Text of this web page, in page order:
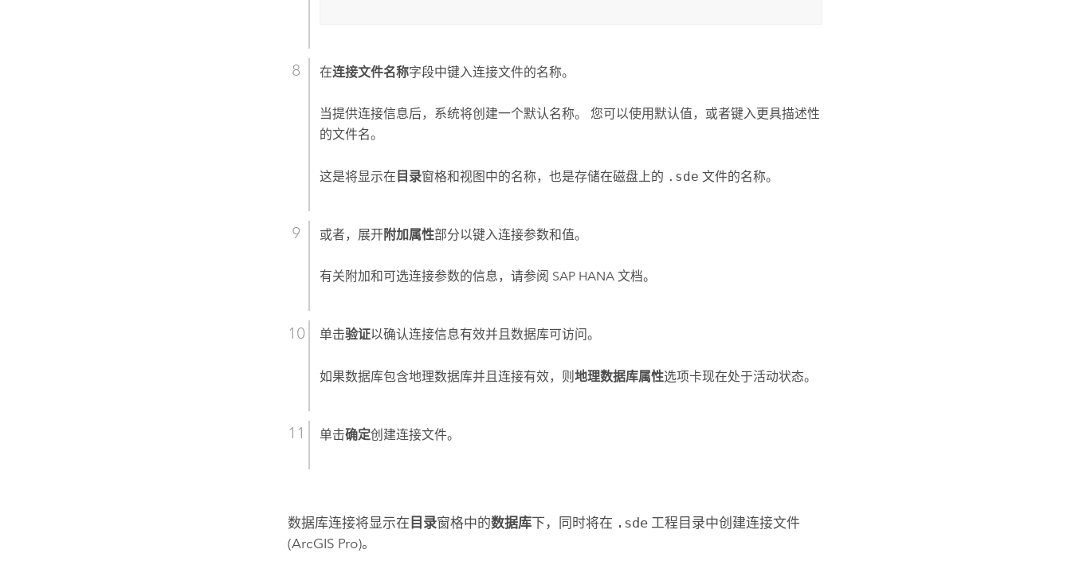
在连接文件名称字段中键入连接文件的名称。
当提供连接信息后，系统将创建一个默认名称。 您可以使用默认值，或者键入更具描述性
的文件名。
这是将显示在 目录窗格和视图中的名称，也是存储在磁盘上的 .sde 文件的名称。
或者，展开 附加属性部分以键入连接参数和值。
有关附加和可选连接参数的信息，请参阅 SAP HANA 文档。
单击验证以确认连接信息有效并且数据库可访问。
如果数据库包含地理数据库并且连接有效，则地理数据库属性选项卡现在处于活动状态。
单击确定创建连接文件。
数据库连接将显示在 目录窗格中的数据库下，同时将在 .sde 工程目录中创建连接文件
(ArcGIS Pro)。